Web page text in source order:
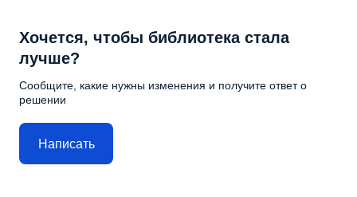
Хочется, чтобы библиотека стала
лучше?
Сообщите, какие нужны изменения и получите ответ о
решении
Написать